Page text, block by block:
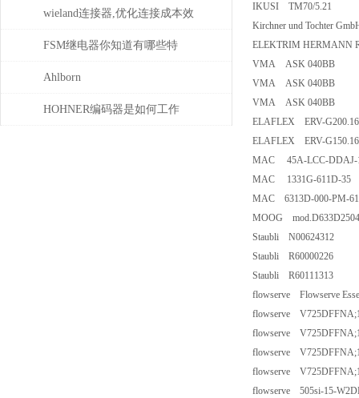
与应用
wieland连接器,优化连接成本效
益
FSM继电器你知道有哪些特
点？
Ahlborn
HOHNER编码器是如何工作
IKUSI TM70/5.21
Kirchner und Tochter
ELEKTRIM HERMANN
VMA ASK 040BB
VMA ASK 040BB
VMA ASK 040BB
ELAFLEX ERV-
ELAFLEX ERV-G150.16
MAC 45A-LCC-
MAC 1331G-611D-35
MAC 6313D-000-PM-
MOOG
Staubli N00624312
Staubli R60000226
Staubli R60111313
flowserve Flowserve
flowserve
flowserve
flowserve
flowserve
flowserve 505si-15-